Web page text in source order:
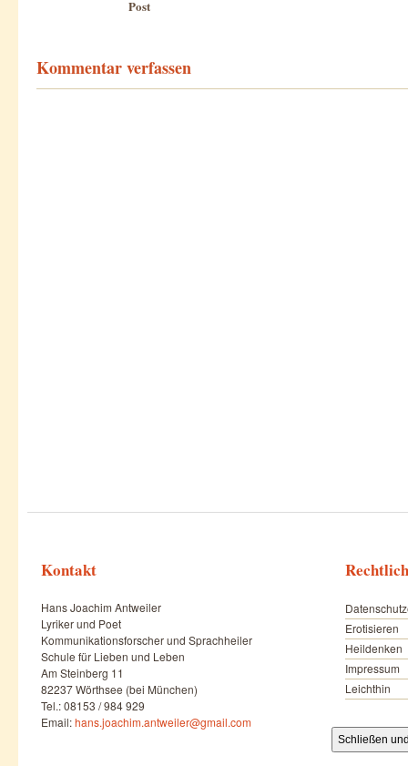
Post
Kommentar verfassen
Kontakt
Hans Joachim Antweiler
Lyriker und Poet
Kommunikationsforscher und Sprachheiler
Schule für Lieben und Leben
Am Steinberg 11
82237 Wörthsee (bei München)
Tel.: 08153 / 984 929
Email:hans.joachim.antweiler@gmail.com
Erotisieren
Heildenken
Impressum
Leichthin